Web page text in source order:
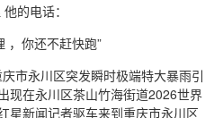
的电话：
，你还不赶快跑”
市永川区突发瞬时极端特大暴雨引
现在永川区茶山竹海街道2026世界
星新闻记者驱车来到重庆市永川区